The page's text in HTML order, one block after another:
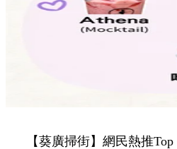
【葵廣掃街】網民熱推